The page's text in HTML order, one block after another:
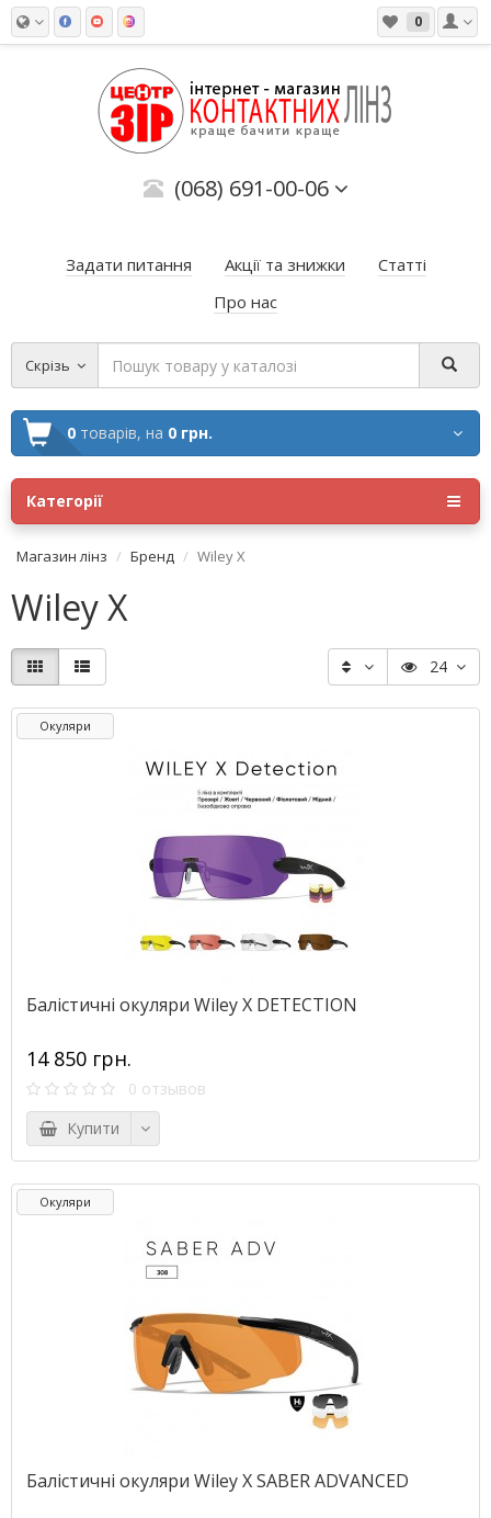
0
(068) 691-00-06
Задати питання Акції та знижки
Статті
Про нас
Скрізь
0 товарів, на 0 грн.
Категорії
Магазин лінз Бренд Wiley X
Wiley X
24
Окуляри
Балістичні окуляри Wiley X DETECTION
14 850 грн.
0 отзывов
Купити
Окуляри
Балістичні окуляри Wiley X SABER ADVANCED